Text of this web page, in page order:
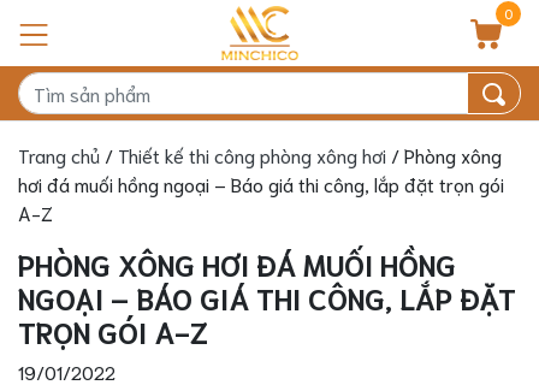
0
Trang chủ / Thiết kế thi công phòng xông hơi / Phòng xông
hơi đá muối hồng ngoại – Báo giá thi công, lắp đặt trọn gói
A-Z
PHÒNG XÔNG HƠI ĐÁ MUỐI HỒNG
NGOẠI – BÁO GIÁ THI CÔNG, LẮP ĐẶT
TRỌN GÓI A-Z
19/01/2022